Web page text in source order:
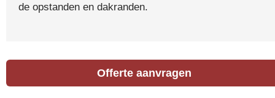
de opstanden en dakranden.
Offerte aanvragen